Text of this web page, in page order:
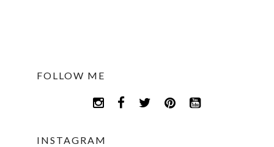
FOLLOW ME
INSTAGRAM